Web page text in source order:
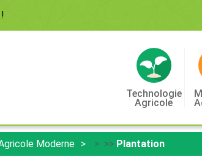
!
Technologie
Agricole
Moderne > >> Plantation